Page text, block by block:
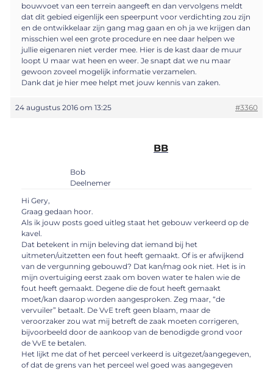
bouwvoet van een terrein aangeeft en dan vervolgens meldt
dat dit gebied eigenlijk een speerpunt voor verdichting zou zijn
en de ontwikkelaar zijn gang mag gaan en oh ja we krijgen dan
misschien wel een grote procedure en nee daar helpen we
jullie eigenaren niet verder mee. Hier is de kast daar de muur
loopt U maar wat heen en weer. Je snapt dat we nu maar
gewoon zoveel mogelijk informatie verzamelen.
Dank dat je hier mee helpt met jouw kennis van zaken.
24 augustus 2016 om 13:25 #3360
BB
Bob
Deelnemer
Hi Gery,
Graag gedaan hoor.
Als ik jouw posts goed uitleg staat het gebouw verkeerd op de
kavel.
Dat betekent in mijn beleving dat iemand bij het
uitmeten/uitzetten een fout heeft gemaakt. Of is er afwijkend
van de vergunning gebouwd? Dat kan/mag ook niet. Het is in
mijn overtuiging eerst zaak om boven water te halen wie de
fout heeft gemaakt. Degene die de fout heeft gemaakt
moet/kan daarop worden aangesproken. Zeg maar, “de
vervuiler” betaalt. De VvE treft geen blaam, maar de
veroorzaker zou wat mij betreft de zaak moeten corrigeren,
bijvoorbeeld door de aankoop van de benodigde grond voor
de VvE te betalen.
Het lijkt me dat of het perceel verkeerd is uitgezet/aangegeven,
of dat de grens van het perceel wel goed was aangegeven